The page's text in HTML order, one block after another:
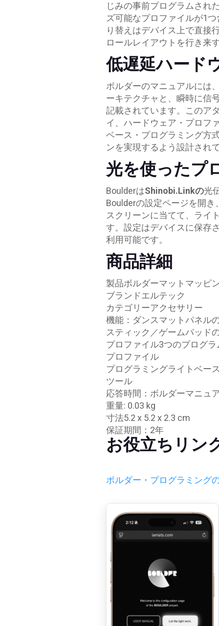
じみの事前プログラムされ
ズ可能なプロファイルが1
り替えはデバイス上で直接
ロールレイアウトを行き来
低遅延ハード
ボルダーのマニュアルには
ーキテクチャと、瞬時に信
記載されています。このア
イ、ハードウェア・プロフ
ベース・プログラミング方
ンを実現するよう設計され
光を使ったプ
BoulderはShinobi.Linkの光
Boulderの設定ページを開
スクリーンに当てて、ライ
す。設定はデバイスに保存
利用可能です。
商品詳細
製品ボルダーマットマッピ
ブランドエルテック
カテゴリーアクセサリー
機能：ダンスマットパネル
スティック／ゲームパッド
プロファイル3つのプログ
プロファイル
プログラミングライトベー
ツール
応答時間：ボルダーマニュ
重量: 0.03 kg
寸法5.2 x 5.2 x 2.3 cm
保証期間：2年
お役立ちリン
ボルダー・プログラミング